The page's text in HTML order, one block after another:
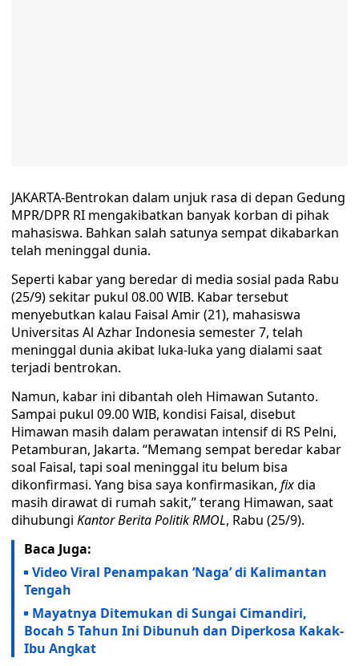
JAKARTA-Bentrokan dalam unjuk rasa di depan Gedung
MPR/DPR RI mengakibatkan banyak korban di pihak
mahasiswa. Bahkan salah satunya sempat dikabarkan
telah meninggal dunia.
Seperti kabar yang beredar di media sosial pada Rabu
(25/9) sekitar pukul 08.00 WIB. Kabar tersebut
menyebutkan kalau Faisal Amir (21), mahasiswa
Universitas Al Azhar Indonesia semester 7, telah
meninggal dunia akibat luka-luka yang dialami saat
terjadi bentrokan.
Namun, kabar ini dibantah oleh Himawan Sutanto.
Sampai pukul 09.00 WIB, kondisi Faisal, disebut
Himawan masih dalam perawatan intensif di RS Pelni,
Petamburan, Jakarta. “Memang sempat beredar kabar
soal Faisal, tapi soal meninggal itu belum bisa
dikonfirmasi. Yang bisa saya konfirmasikan, fixdia
masih dirawat di rumah sakit,” terang Himawan, saat
dihubungi Kantor Berita Politik RMOL, Rabu (25/9).
Baca Juga:
Video Viral Penampakan ‘Naga’ di Kalimantan
Tengah
Mayatnya Ditemukan di Sungai Cimandiri,
Bocah 5 Tahun Ini Dibunuh dan Diperkosa Kakak-
Ibu Angkat